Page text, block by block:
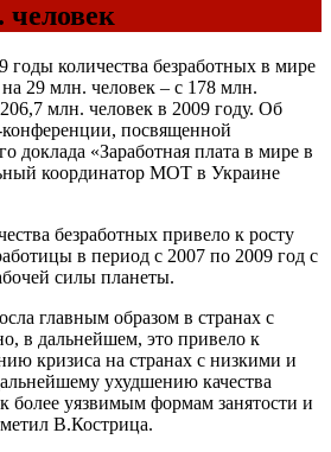
годы количества безработных в мире
29 млн. человек – с 178 млн.
млн. человек в 2009 году. Об
посвященной
доклада «Заработная плата в мире в
координатор МОТ в Украине
безработных привело к росту
в период с 2007 по 2009 год с
силы планеты.
главным образом в странах с
в дальнейшем, это привело к
кризиса на странах с низкими и
ухудшению качества
более уязвимым формам занятости и
В.Кострица.